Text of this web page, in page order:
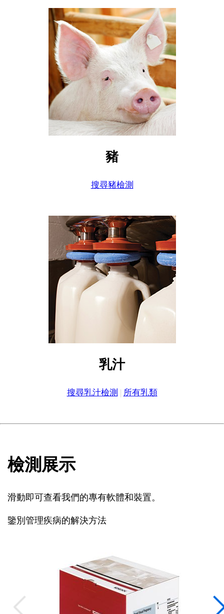
豬
搜尋豬檢測
乳汁
搜尋乳汁檢測 | 所有乳類
檢測展示
滑動即可查看我們的專有軟體和裝置。
鑒別管理疾病的解決方法